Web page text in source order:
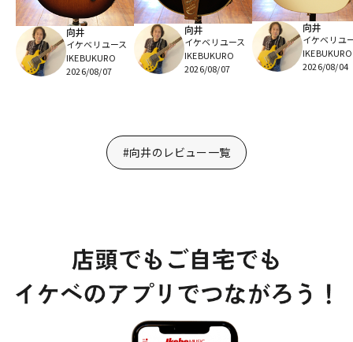
向井
イケベリユース
IKEBUKURO
2026/08/07
向井
イケベリユース
IKEBUKURO
2026/08/07
向井
イケベリユ
IKEBUKURO
2026/08/04
#向井のレビュー一覧